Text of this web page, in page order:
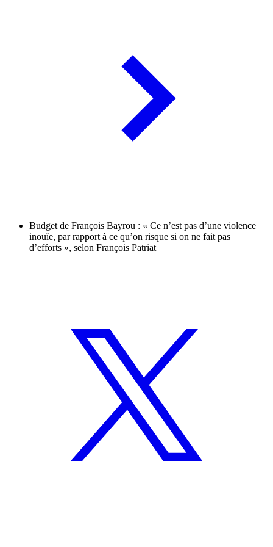
Budget de François Bayrou : « Ce n’est pas d’une violence
inouïe, par rapport à ce qu’on risque si on ne fait pas
d’efforts », selon François Patriat